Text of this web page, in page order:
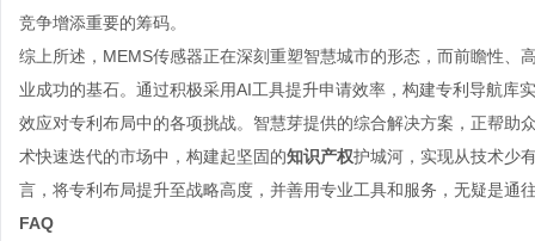
竞争增添重要的筹码。
综上所述，MEMS传感器正在深刻重塑智慧城市的形态，而前瞻性、
业成功的基石。通过积极采用AI工具提升申请效率，构建专利导航库
效应对专利布局中的各项挑战。智慧芽提供的综合解决方案，正帮助
术快速迭代的市场中，构建起坚固的知识产权护城河，实现从技术少
言，将专利布局提升至战略高度，并善用专业工具和服务，无疑是通
FAQ